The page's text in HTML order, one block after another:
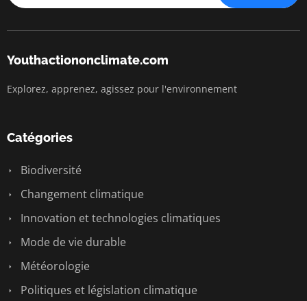
Youthactiononclimate.com
Explorez, apprenez, agissez pour l'environnement
Catégories
Biodiversité
Changement climatique
Innovation et technologies climatiques
Mode de vie durable
Météorologie
Politiques et législation climatique